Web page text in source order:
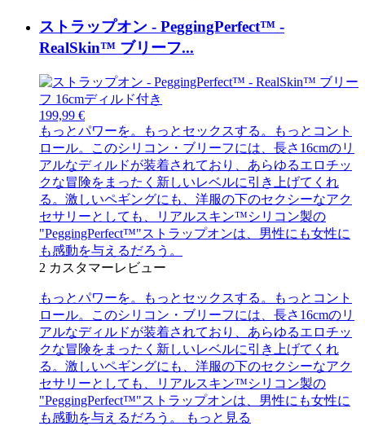
ストラップオン - PeggingPerfect™ -
RealSkin™ ブリーフ...
199,99 €
もっとパワーを。もっとセックスする。もっとコント
ロール。このシリコン・ブリーフには、長さ16cmのリ
アルなディルドが装着されており、あらゆるエロチッ
クな冒険をまったく新しいレベルに引き上げてくれ
る。激しいペギングにも、洋服の下のセクシーなアク
セサリーとしても、リアルスキン™シリコン製の
"PeggingPerfect™"ストラップオンは、男性にも女性に
も感動を与えるだろう。
2 カスタマーレビュー
もっとパワーを。もっとセックスする。もっとコント
ロール。このシリコン・ブリーフには、長さ16cmのリ
アルなディルドが装着されており、あらゆるエロチッ
クな冒険をまったく新しいレベルに引き上げてくれ
る。激しいペギングにも、洋服の下のセクシーなアク
セサリーとしても、リアルスキン™シリコン製の
"PeggingPerfect™"ストラップオンは、男性にも女性に
も感動を与えるだろう。
もっと見る